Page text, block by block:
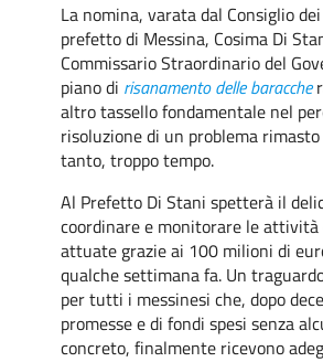
La nomina, varata dal Consiglio
prefetto di Messina, Cosima Di
Commissario Straordinario del
piano di risanamento delle baracche
altro tassello fondamentale nel
risoluzione di un problema rimasto
tanto, troppo tempo.
Al Prefetto Di Stani spetterà il
coordinare e monitorare le attività
attuate grazie ai 100 milioni di
qualche settimana fa. Un
per tutti i messinesi che, dopo
promesse e di fondi spesi senza
concreto, finalmente ricevono